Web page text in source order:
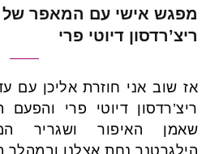
מפגש אישי עם המאפר של
ריצ’רדסון דיוטי פרי
אז שוב אני חוזרת אליכן עם
ריצ’רדסון דיוטי פרי
שאמן האיפור ושגריר
הילגרטנר נחת אצלנו